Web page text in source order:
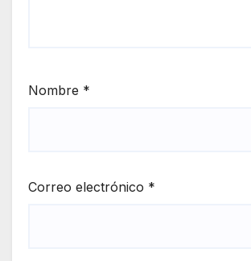
Nombre *
Correo electrónico *